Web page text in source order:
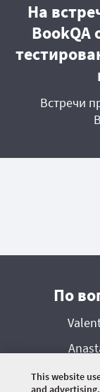
На
BookQA
Встречи
По
This website
and